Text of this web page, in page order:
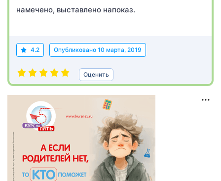
намечено, выставлено напоказ.
4.2 Опубликовано 10 марта, 2019
Оценить